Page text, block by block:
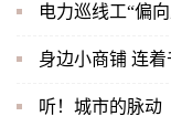
电力巡线工“偏
身边小商铺 连着
听！城市的脉动